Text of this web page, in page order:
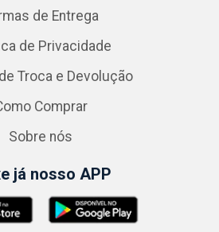
de Entrega
de Privacidade
Troca e Devolução
Comprar
Sobre nós
já nosso APP